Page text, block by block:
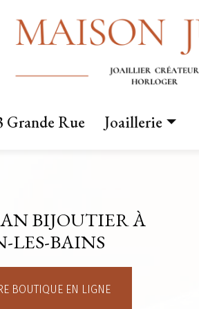
Grande Rue Joaillerie
Mariage
BIJOUTIER À
LES-BAINS
BOUTIQUE EN LIGNE